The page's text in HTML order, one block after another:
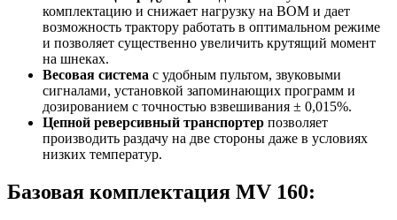
комплектацию и снижает нагрузку на ВОМ и дает
возможность трактору работать в оптимальном режиме
и позволяет существенно увеличить крутящий момент
на шнеках.
Весовая система с удобным пультом, звуковыми
сигналами, установкой запоминающих программ и
дозированием с точностью взвешивания ± 0,015%.
Цепной реверсивный транспортер позволяет
производить раздачу на две стороны даже в условиях
низких температур.
Базовая комплектация MV 160: